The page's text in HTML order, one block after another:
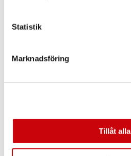
Statistik
Marknadsföring
Tillåt alla